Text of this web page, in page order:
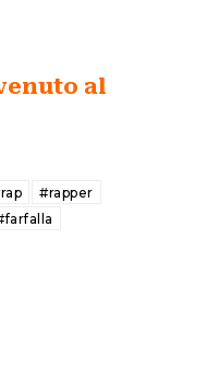
al
#rapper